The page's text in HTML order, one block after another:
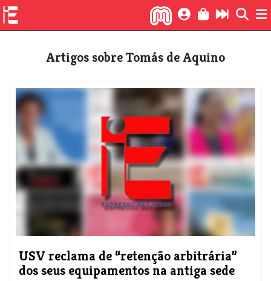
Artigos sobre Tomás de Aquino
​USV reclama de “retenção arbitrária”
dos seus equipamentos na antiga sede